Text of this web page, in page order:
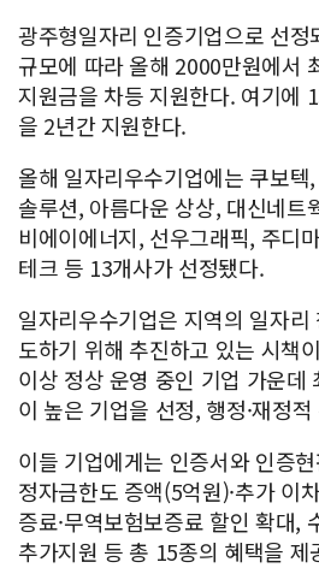
광주형일자리 인증기업으로 선정
규모에 따라 올해 2000만원에서
지원금을 차등 지원한다. 여기에
을 2년간 지원한다.
올해 일자리우수기업에는 쿠보
솔루션, 아름다운 상상, 대신네트
비에이에너지, 선우그래픽, 주디
테크 등 13개사가 선정됐다.
일자리우수기업은 지역의 일자
도하기 위해 추진하고 있는 시책
이상 정상 운영 중인 기업 가운데
이 높은 기업을 선정, 행정·재정
이들 기업에게는 인증서와 인증
정자금한도 증액(5억원)·추가 이
증료·무역보험보증료 할인 확대,
추가지원 등 총 15종의 혜택을 제